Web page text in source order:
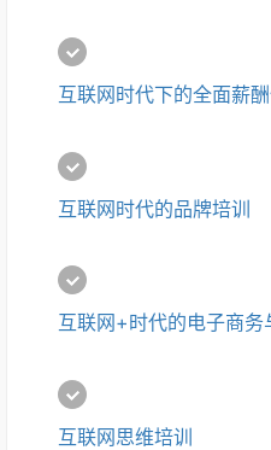
互联网时代下的全面薪
互联网时代的品牌培训
互联网+时代的电子商务
互联网思维培训